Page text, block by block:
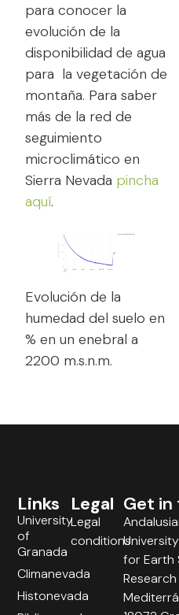
para conocer la
evolución de la
disponibilidad de agua
para la vegetación de
montaña. Para saber
más de la red de
seguimiento
microclimático en
Sierra Nevada pincha
aquí.
Evolución de la
humedad del suelo en
% en un enebral a
2200 m.s.n.m.
Legal
Legal
conditions
Links
University
of
Granada
Climanevada
Histonevada
Get in
for Earth
Research